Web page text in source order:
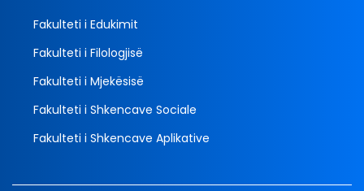
Fakulteti i Edukimit
Fakulteti i Filologjisë
Fakulteti i Mjekësisë
Fakulteti i Shkencave Sociale
Fakulteti i Shkencave Aplikative